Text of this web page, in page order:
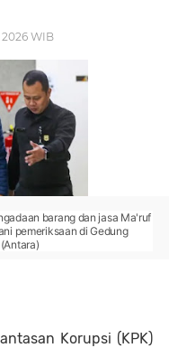
WIB
barang dan jasa Ma'ruf
pemeriksaan di Gedung
Korupsi (KPK)